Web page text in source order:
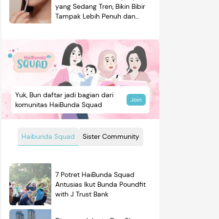
yang Sedang Tren, Bikin Bibir
Tampak Lebih Penuh dan
Haibunda Squad Sister Community
Yuk, Bun daftar jadi bagian dari
komunitas HaiBunda Squad
Join
7 Potret HaiBunda Squad
Antusias Ikut Bunda Poundfit
with J Trust Bank